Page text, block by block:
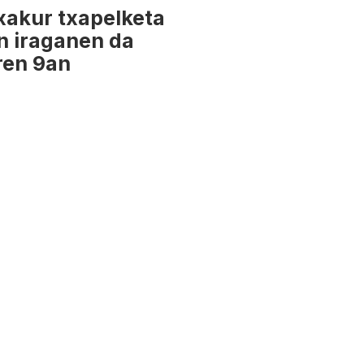
txapelketa
iraganen da
9an